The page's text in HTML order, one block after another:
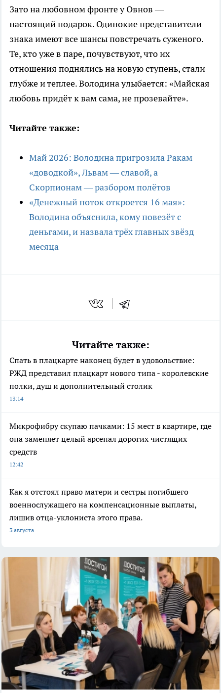
Зато на любовном фронте у Овнов —
настоящий подарок. Одинокие представители
знака имеют все шансы повстречать суженого.
Те, кто уже в паре, почувствуют, что их
отношения поднялись на новую ступень, стали
глубже и теплее. Володина улыбается: «Майская
любовь придёт к вам сама, не прозевайте».
Читайте также:
Май 2026: Володина пригрозила Ракам
«доводкой», Львам — славой, а
Скорпионам — разбором полётов
«Денежный поток откроется 16 мая»:
Володина объяснила, кому повезёт с
деньгами, и назвала трёх главных звёзд
месяца
Читайте также:
Спать в плацкарте наконец будет в удовольствие:
РЖД представил плацкарт нового типа - королевские
полки, душ и дополнительный столик
13:14
Микрофибру скупаю пачками: 15 мест в квартире, где
она заменяет целый арсенал дорогих чистящих
средств
12:42
Как я отстоял право матери и сестры погибшего
военнослужащего на компенсационные выплаты,
лишив отца-уклониста этого права.
3 августа